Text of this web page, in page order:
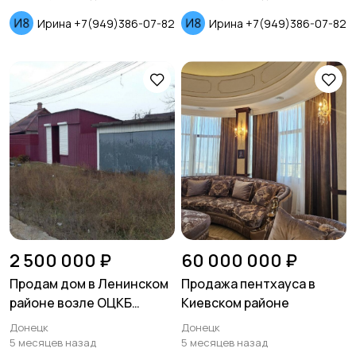
Ирина +7(949)386-07-82 Ирина +7(949)386-07-82
2 500 000 ₽
Продам дом в Ленинском
районе возле ОЦКБ
ул.А.Толстого
Донецк
5 месяцев назад
60 000 000 ₽
Продажа пентхауса в
Киевском районе
Донецк
5 месяцев назад